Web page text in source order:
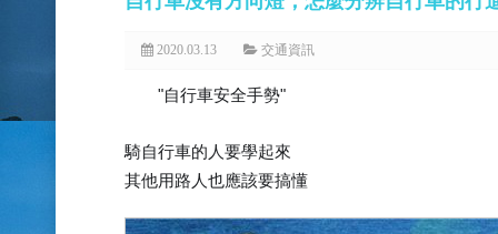
2020.03.13 交通資訊
"自行車安全手勢"
騎自行車的人要學起來
其他用路人也應該要搞懂